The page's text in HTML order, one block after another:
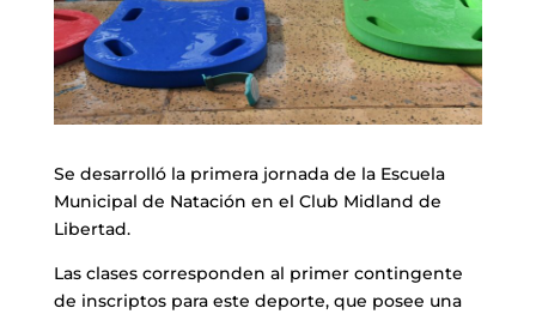
Se desarrolló la primera jornada de la Escuela
Municipal de Natación en el Club Midland de
Libertad.
Las clases corresponden al primer contingente
de inscriptos para este deporte, que posee una